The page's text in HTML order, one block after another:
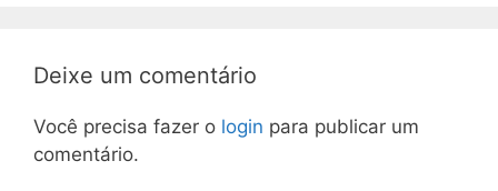
Deixe um comentário
Você precisa fazer o login para publicar um
comentário.